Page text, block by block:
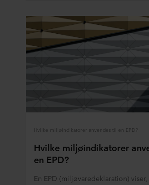
Hvilke miljøindikatorer anvendes til en EPD?
Hvilke miljøindikatorer
en EPD?
En EPD (miljøvaredeklaration)